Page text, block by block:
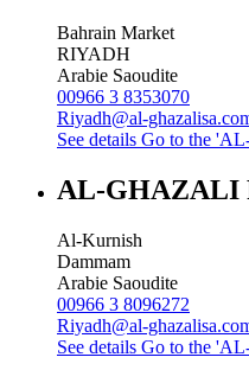
Bahrain Market
RIYADH
Arabie Saoudite
00966 3 8353070
Riyadh@al-
See details Go to the
AL-GHAZALI
Al-Kurnish
Dammam
Arabie Saoudite
00966 3 8096272
Riyadh@al-
See details Go to the